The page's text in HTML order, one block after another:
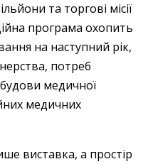
та торгові місії
програма охопить
на наступний рік,
потреб
медичної
медичних
виставка, а простір